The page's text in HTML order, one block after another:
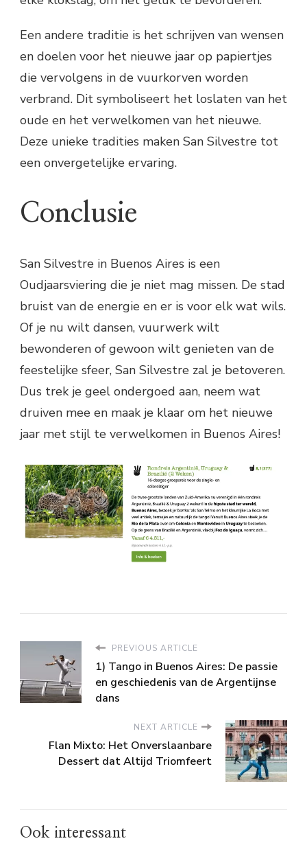
Een andere traditie is het schrijven van wensen
en doelen voor het nieuwe jaar op papiertjes
die vervolgens in de vuurkorven worden
verbrand. Dit symboliseert het loslaten van het
oude en het verwelkomen van het nieuwe.
Deze unieke tradities maken San Silvestre tot
een onvergetelijke ervaring.
Conclusie
San Silvestre in Buenos Aires is een
Oudjaarsviering die je niet mag missen. De stad
bruist van de energie en er is voor elk wat wils.
Of je nu wilt dansen, vuurwerk wilt
bewonderen of gewoon wilt genieten van de
feestelijke sfeer, San Silvestre zal je betoveren.
Dus trek je geel ondergoed aan, neem wat
druiven mee en maak je klaar om het nieuwe
jaar met stijl te verwelkomen in Buenos Aires!
PREVIOUS ARTICLE
1) Tango in Buenos Aires: De passie
en geschiedenis van de Argentijnse
dans
NEXT ARTICLE
Flan Mixto: Het Onverslaanbare
Dessert dat Altijd Triomfeert
Ook interessant